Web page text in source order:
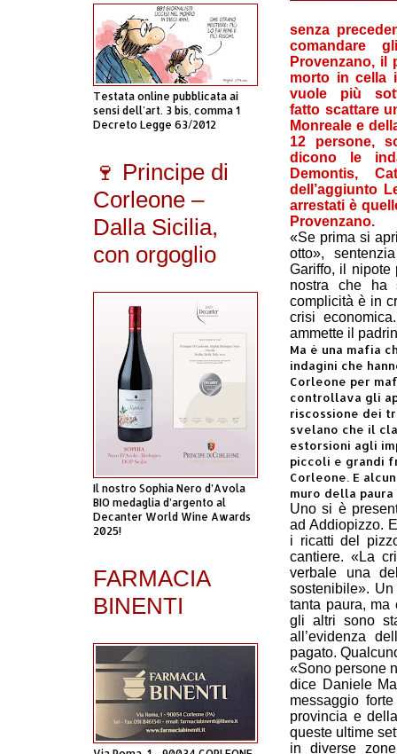
senza
comandare
Provenzano, il
morto in cella
vuole più
fatto scattare
Monreale e
12 persone,
dicono le
Demontis,
dell’aggiunto
arrestati è
Provenzano.
«Se prima si
otto»,
Gariffo, il nipote
nostra che ha
complicità è in
crisi
ammette il
Ma è una mafia
indagini che
Corleone per
controllava gli
riscossione dei
svelano che il
estorsioni agli
piccoli e grandi
Corleone. E
muro della
Uno si è
ad Addiopizzo.
i ricatti del
cantiere. «La
verbale una
sostenibile».
tanta paura, ma
gli altri sono
all’evidenza
pagato.
«Sono persone
dice Daniele
messaggio
provincia e
queste ultime
in diverse
Testata online pubblicata ai
sensi dell'art. 3 bis, comma 1
Decreto Legge 63/2012
🍷 Principe di
Corleone –
Dalla Sicilia,
con orgoglio
Il nostro Sophia Nero d’Avola
BIO medaglia d’argento al
Decanter World Wine Awards
2025!
FARMACIA
BINENTI